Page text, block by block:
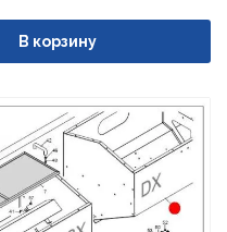
В корзину